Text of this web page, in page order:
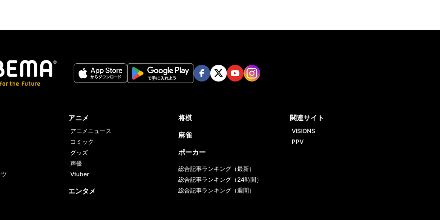
アニメ
アニメニュース
コミック
グッズ
声優
Vtuber
エンタメ
将棋
麻雀
ポーカー
総合記事ランキング（最新）
総合記事ランキング（24時間）
総合記事ランキング（週間）
関連サイト
VISIONS
PPV